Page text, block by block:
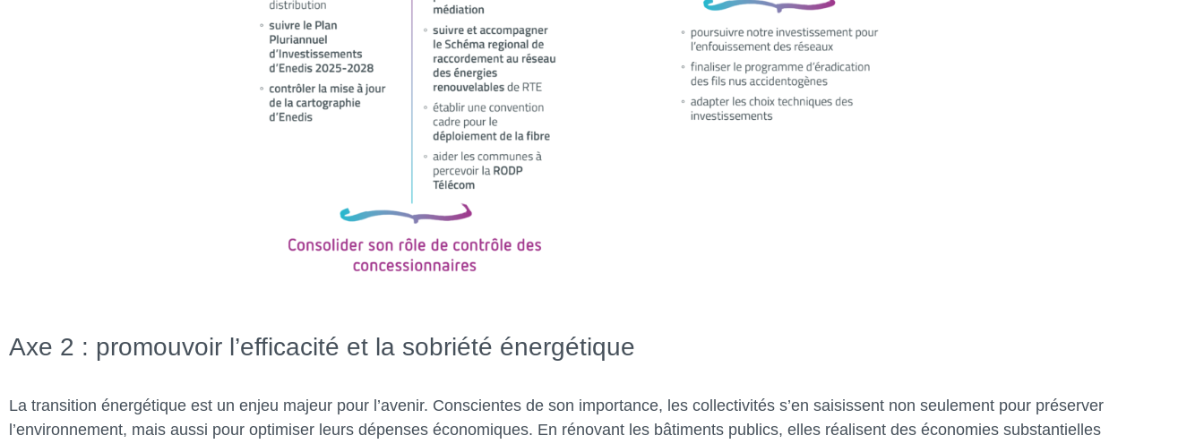
Axe 2 : promouvoir l’efficacité et la sobriété énergétique
La transition énergétique est un enjeu majeur pour l’avenir. Conscientes de son importance, les collectivités s’en saisissent non seulement pour préserver
l’environnement, mais aussi pour optimiser leurs dépenses économiques. En rénovant les bâtiments publics, elles réalisent des économies substantielles